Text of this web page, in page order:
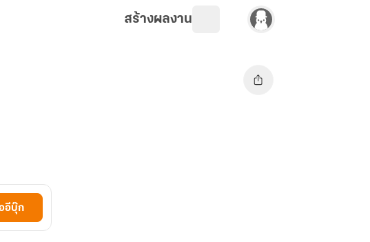
สร้างผลงาน
อีบุ๊ก